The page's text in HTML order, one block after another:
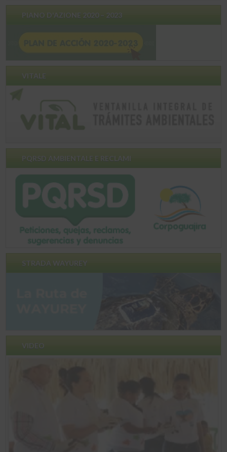
PIANO D'AZIONE 2020 – 2023
VITALE
PQRSD AMBIENTALE E RECLAMI
STRADA WAYUREY
VIDEO